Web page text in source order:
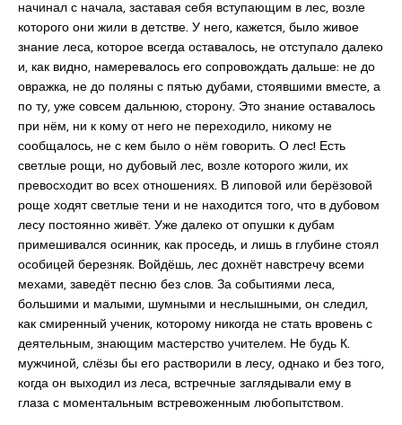
начинал с начала, заставая себя вступающим в лес, возле
которого они жили в детстве. У него, кажется, было живое
знание леса, которое всегда оставалось, не отступало далеко
и, как видно, намеревалось его сопровождать дальше: не до
овражка, не до поляны с пятью дубами, стоявшими вместе, а
по ту, уже совсем дальнюю, сторону. Это знание оставалось
при нём, ни к кому от него не переходило, никому не
сообщалось, не с кем было о нём говорить. О лес! Есть
светлые рощи, но дубовый лес, возле которого жили, их
превосходит во всех отношениях. В липовой или берёзовой
роще ходят светлые тени и не находится того, что в дубовом
лесу постоянно живёт. Уже далеко от опушки к дубам
примешивался осинник, как проседь, и лишь в глубине стоял
особицей березняк. Войдёшь, лес дохнёт навстречу всеми
мехами, заведёт песню без слов. За событиями леса,
большими и малыми, шумными и неслышными, он следил,
как смиренный ученик, которому никогда не стать вровень с
деятельным, знающим мастерство учителем. Не будь К.
мужчиной, слёзы бы его растворили в лесу, однако и без того,
когда он выходил из леса, встречные заглядывали ему в
глаза с моментальным встревоженным любопытством.